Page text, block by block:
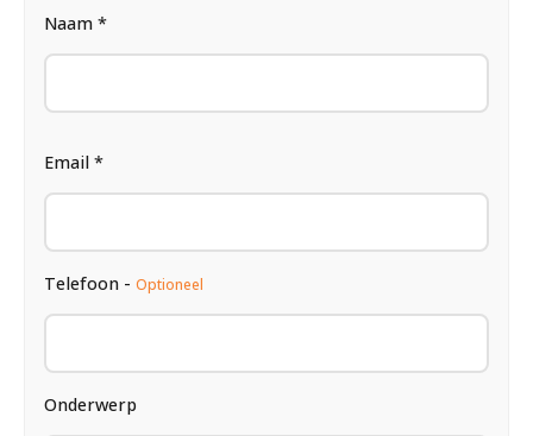
Naam *
Email *
Telefoon - Optioneel
Onderwerp